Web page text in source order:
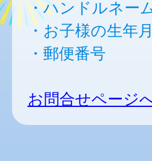
・ハンドルネー
・お子様の生年
・郵便番号
お問合せページ